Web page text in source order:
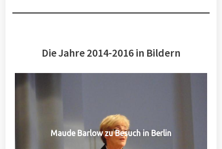
Die Jahre 2014-2016 in Bildern
Maude Barlow zu Besuch in Berlin